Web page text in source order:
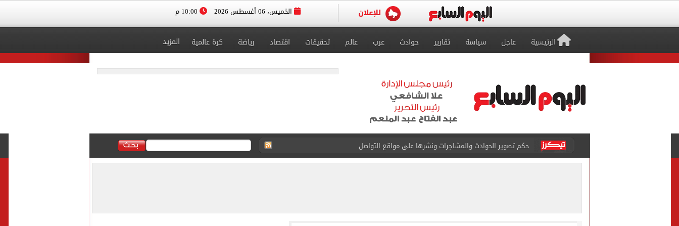
الخميس، 06 أغسطس 2026
الرئيسية عاجل سياسة تقارير حوادث عرب عالم تحقيقات اقتصاد رياضة كرة عالمية المزيد
حكم تصوير الحوادث والمشاجرات ونشرها على مواقع التواصل
محمد هنيدي فى رسالة مؤثرة بعد وفاة شقيقه: إمبارح فقدت أخ وكان حواليا ألف أخ
ما حكم رشّ المياه أمام المنازل؟.. أمين الفتوى يجيب (فيديو)